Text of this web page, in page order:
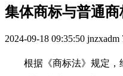
集体商标与普通
2024-09-18 09:35:50 jnzxadm
根据《商标法》规定，经